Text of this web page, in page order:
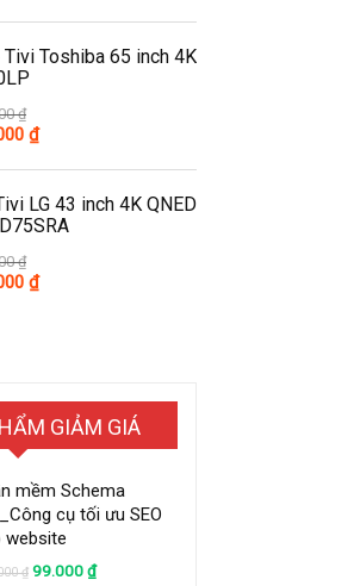
₫.
is:
9.990.000 ₫.
Tivi Toshiba 65 inch 4K
₫
₫.
₫Current
is:
13.990.000 ₫.
LG 43 inch 4K QNED
₫
₫Current
GIẢM GIÁ
mềm Schema
cụ tối ưu SEO
website
₫ Original
99.000₫Current